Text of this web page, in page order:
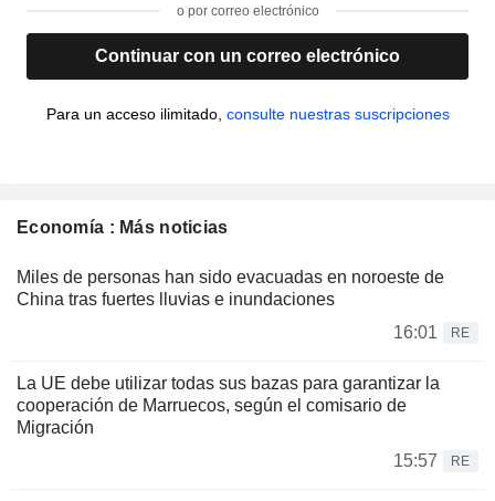
o por correo electrónico
Continuar con un correo electrónico
Para un acceso ilimitado, consulte nuestras suscripciones
Economía : Más noticias
Miles de personas han sido evacuadas en noroeste de
China tras fuertes lluvias e inundaciones
16:01
RE
La UE debe utilizar todas sus bazas para garantizar la
cooperación de Marruecos, según el comisario de
Migración
15:57
RE